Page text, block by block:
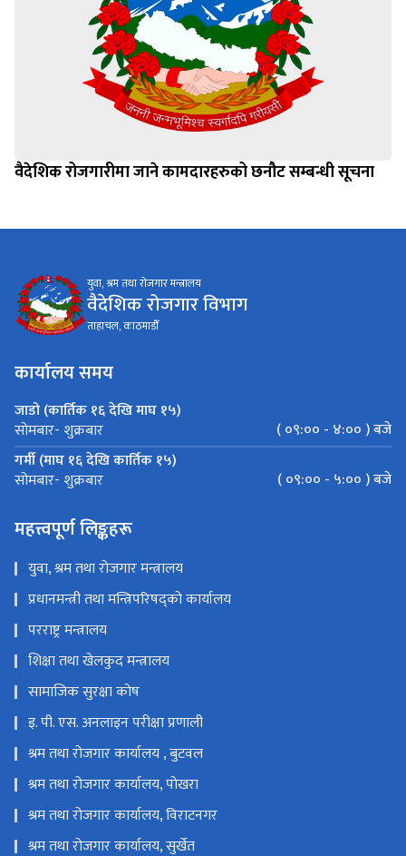
वैदेशिक रोजगारीमा जाने कामदारहरुको छनौट सम्बन्धी सूचना
युवा, श्रम तथा रोजगार मन्त्रालय
वैदेशिक रोजगार विभाग
ताहाचल, काठमाडौँ
कार्यालय समय
जाडो (कार्तिक १६ देखि माघ १५)
सोमबार- शुक्रबार
( ०९:०० - ४:०० ) बजे
गर्मी (माघ १६ देखि कार्तिक १५)
सोमबार- शुक्रबार ( ०९:०० - ५:०० ) बजे
महत्त्वपूर्ण लिङ्कहरू
युवा, श्रम तथा रोजगार मन्त्रालय
प्रधानमन्त्री तथा मन्त्रिपरिषद्को कार्यालय
परराष्ट्र मन्त्रालय
शिक्षा तथा खेलकुद मन्त्रालय
सामाजिक सुरक्षा कोष
इ. पी. एस. अनलाइन परीक्षा प्रणाली
श्रम तथा रोजगार कार्यालय , बुटवल
श्रम तथा रोजगार कार्यालय, पोखरा
श्रम तथा रोजगार कार्यालय, विराटनगर
श्रम तथा रोजगार कार्यालय, सुर्खेत